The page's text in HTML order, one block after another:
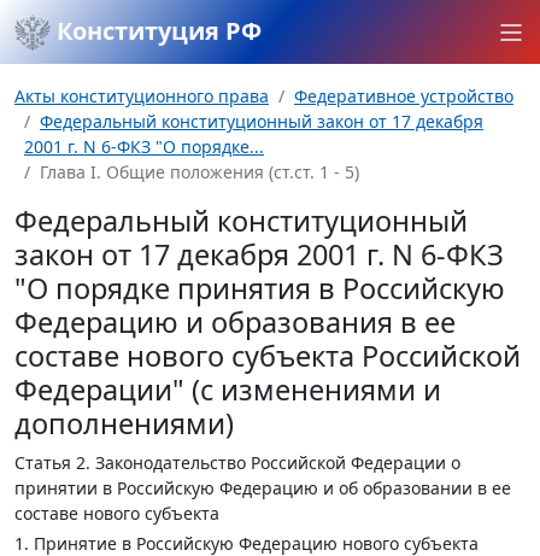
Конституция РФ
Акты конституционного права
Федеративное устройство
Федеральный конституционный закон от 17 декабря
2001 г. N 6-ФКЗ "О порядке...
Глава I. Общие положения (ст.ст. 1 - 5)
Федеральный конституционный
закон от 17 декабря 2001 г. N 6-ФКЗ
"О порядке принятия в Российскую
Федерацию и образования в ее
составе нового субъекта Российской
Федерации" (с изменениями и
дополнениями)
Статья 2. Законодательство Российской Федерации о
принятии в Российскую Федерацию и об образовании в ее
составе нового субъекта
1. Принятие в Российскую Федерацию нового субъекта